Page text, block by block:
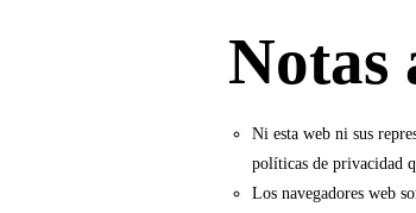
Notas
Ni esta web ni sus
políticas de privacidad
Los navegadores web